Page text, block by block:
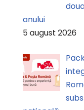
anului
5 august 2026